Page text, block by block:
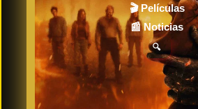
Próximos
Estrenos
en Cines
Últimos
🎬 Películas
📰 Noticias
🔍